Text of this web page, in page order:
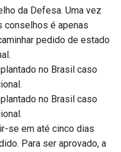
da Defesa. Uma vez
conselhos é apenas
pedido de estado
no Brasil caso
no Brasil caso
se em até cinco dias
Para ser aprovado, a